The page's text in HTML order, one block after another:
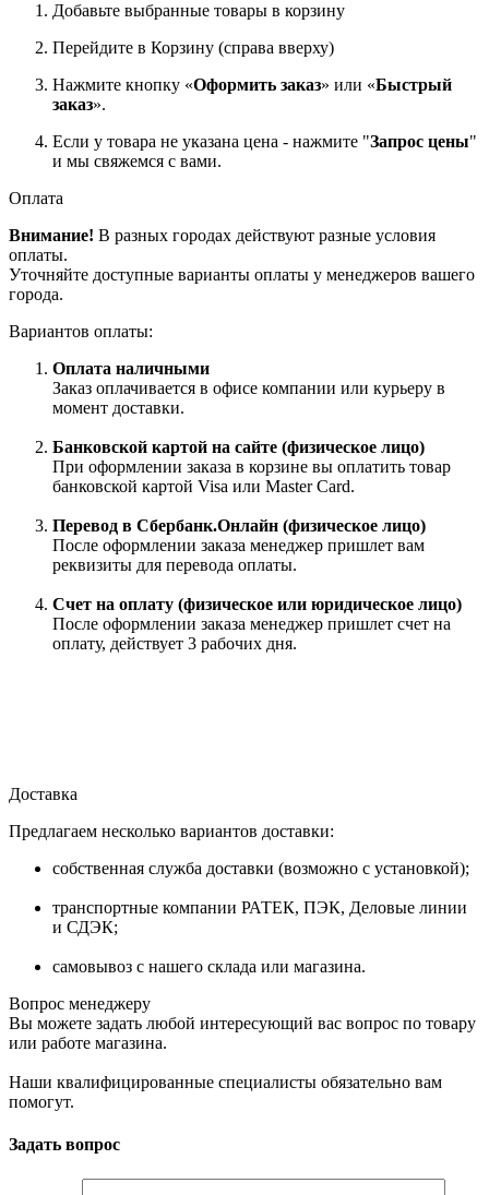
Добавьте выбранные товары в корзину
Перейдите в Корзину (справа вверху)
Нажмите кнопку «Оформить заказ» или «Быстрый
заказ».
Если у товара не указана цена - нажмите "Запрос цены"
и мы свяжемся с вами.
Оплата
Внимание! В разных городах действуют разные условия
оплаты.
Уточняйте доступные варианты оплаты у менеджеров вашего
города.
Вариантов оплаты:
Оплата наличными
Заказ оплачивается в офисе компании или курьеру в
момент доставки.
Банковской картой на сайте (физическое лицо)
При оформлении заказа в корзине вы оплатить товар
банковской картой Visa или Master Card.
Перевод в Сбербанк.Онлайн (физическое лицо)
После оформлении заказа менеджер пришлет вам
реквизиты для перевода оплаты.
Счет на оплату (физическое или юридическое лицо)
После оформлении заказа менеджер пришлет счет на
оплату, действует 3 рабочих дня.
Доставка
Предлагаем несколько вариантов доставки:
собственная служба доставки (возможно с установкой);
транспортные компании РАТЕК, ПЭК, Деловые линии
и СДЭК;
самовывоз с нашего склада или магазина.
Вопрос менеджеру
Вы можете задать любой интересующий вас вопрос по товару
или работе магазина.
Наши квалифицированные специалисты обязательно вам
помогут.
Задать вопрос